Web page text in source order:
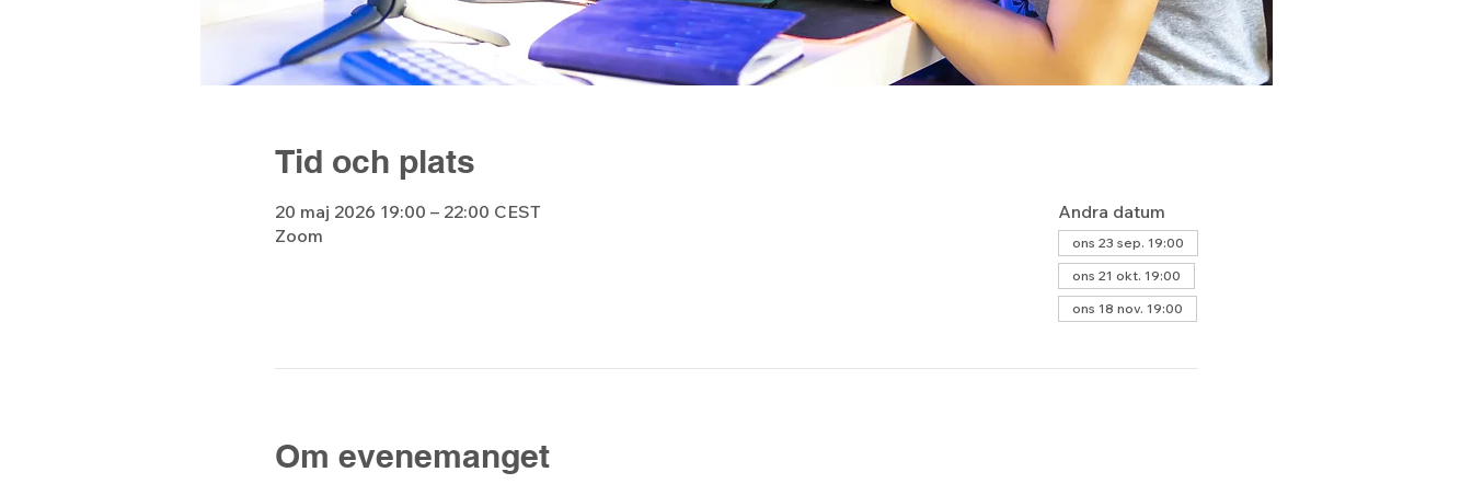
Tid och plats
20 maj 2026 19:00 – 22:00 CEST
Zoom
Andra datum
ons 23 sep. 19:00
ons 21 okt. 19:00
ons 18 nov. 19:00
Om evenemanget